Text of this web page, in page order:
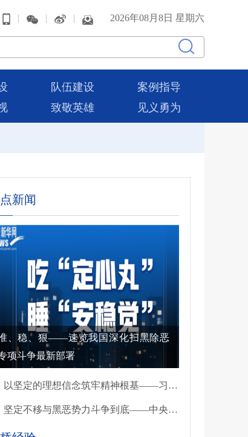
| | | 2026年08月8日 星期六
队伍建设
案例指导
致敬英雄 见义勇为
新闻
、稳、狠——速览我国深化扫黑除恶
项斗争最新部署
以坚定的理想信念筑牢精神根基——习近平党建思想理论品格系列述评之一
坚定不移与黑恶势力斗争到底——中央政法委负责同志就开展深化扫黑除恶专项斗争有关问题答记者问